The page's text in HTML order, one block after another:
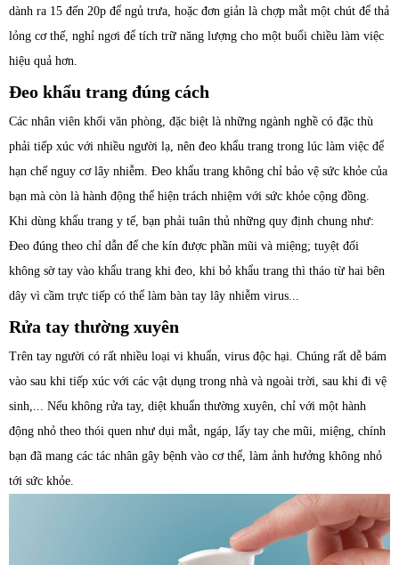
dành ra 15 đến 20p để ngủ trưa, hoặc đơn giản là chợp mắt một chút để thả
lỏng cơ thế, nghỉ ngơi để tích trữ năng lượng cho một buổi chiều làm việc
hiệu quả hơn.
Đeo khẩu trang đúng cách
Các nhân viên khối văn phòng, đặc biệt là những ngành nghề có đặc thù
phải tiếp xúc với nhiều người lạ, nên đeo khẩu trang trong lúc làm việc để
hạn chế nguy cơ lây nhiễm. Đeo khẩu trang không chỉ bảo vệ sức khỏe của
bạn mà còn là hành động thể hiện trách nhiệm với sức khỏe cộng đồng.
Khi dùng khẩu trang y tế, bạn phải tuân thủ những quy định chung như:
Đeo đúng theo chỉ dẫn để che kín được phần mũi và miệng; tuyệt đối
không sờ tay vào khẩu trang khi đeo, khi bỏ khẩu trang thì tháo từ hai bên
dây vì cầm trực tiếp có thể làm bàn tay lây nhiễm virus...
Rửa tay thường xuyên
Trên tay người có rất nhiều loại vi khuẩn, virus độc hại. Chúng rất dễ bám
vào sau khi tiếp xúc với các vật dụng trong nhà và ngoài trời, sau khi đi vệ
sinh,... Nếu không rửa tay, diệt khuẩn thường xuyên, chỉ với một hành
động nhỏ theo thói quen như dụi mắt, ngáp, lấy tay che mũi, miệng, chính
bạn đã mang các tác nhân gây bệnh vào cơ thể, làm ảnh hưởng không nhỏ
tới sức khỏe.